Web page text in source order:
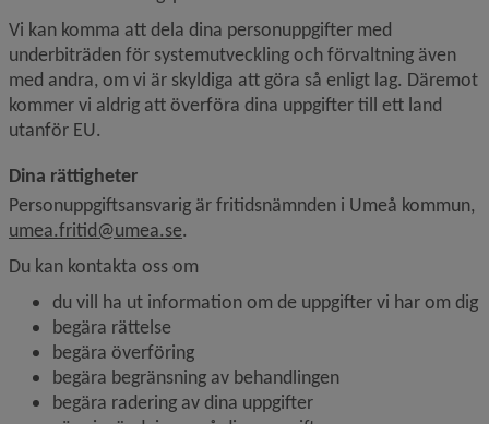
Vi kan komma att dela dina personuppgifter med
underbiträden för system­utveckling och förvaltning även
med andra, om vi är skyldiga att göra så enligt lag. Däremot
kommer vi aldrig att överföra dina uppgifter till ett land
utanför EU.
Dina rättigheter
umea.fritid@umea.se.
Du kan kontakta oss om
du vill ha ut information om de uppgifter vi har om dig
begära rättelse
begära överföring
begära begränsning av behandlingen
begära radering av dina uppgifter